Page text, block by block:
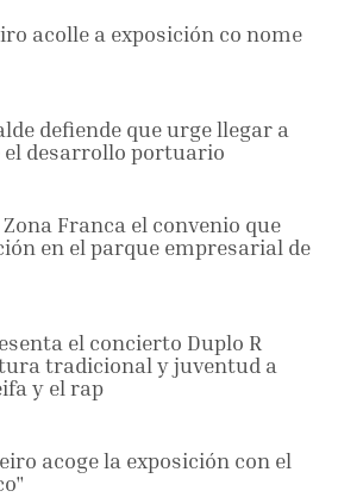
acolle a exposición co nome
defiende que urge llegar a
el desarrollo portuario
Franca el convenio que
en el parque empresarial de
el concierto Duplo R
tradicional y juventud a
y el rap
acoge la exposición con el